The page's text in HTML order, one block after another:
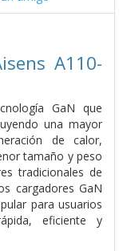
A110-
GaN que
una mayor
de calor,
tamaño y peso
tradicionales de
cargadores GaN
para usuarios
eficiente y